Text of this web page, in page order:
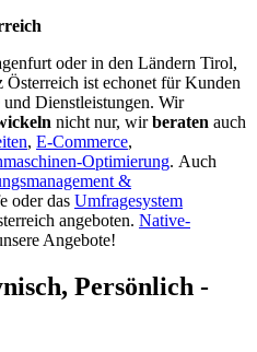
oder in den Ländern Tirol,
ist echonet für Kunden
Dienstleistungen. Wir
nicht nur, wirberaten auch
, E-Commerce,
Optimierung. Auch
&
oder das Umfragesystem
angeboten. Native-
Angebote!
Persönlich -